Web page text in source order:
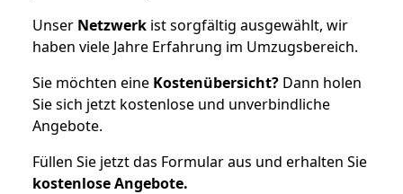
Unser Netzwerk ist sorgfältig ausgewählt, wir
haben viele Jahre Erfahrung im Umzugsbereich.
Sie möchten eine Kostenübersicht? Dann holen
Sie sich jetzt kostenlose und unverbindliche
Angebote.
Füllen Sie jetzt das Formular aus und erhalten Sie
kostenloseAngebote.